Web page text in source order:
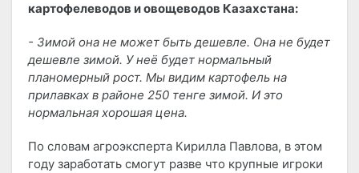
картофелеводов и овощеводов Казахстана:
- Зимой она не может быть дешевле. Она не будет
дешевле зимой. У неё будет нормальный
планомерный рост. Мы видим картофель на
прилавках в районе 250 тенге зимой. И это
нормальная хорошая цена.
По словам агроэксперта Кирилла Павлова, в этом
году заработать смогут разве что крупные игроки